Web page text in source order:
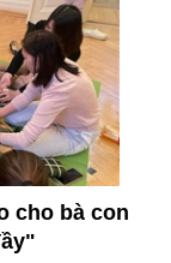
cho bà con